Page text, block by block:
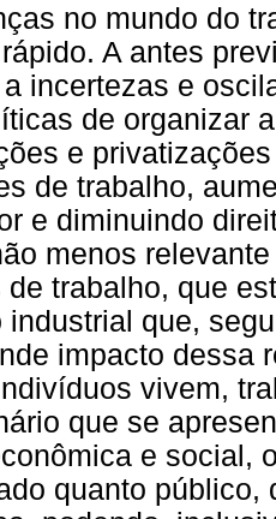
no mundo do
A antes
incertezas e
de organizar
e
de trabalho,
e diminuindo
menos
de trabalho, que
industrial que,
impacto dessa
vivem,
que se
e social,
quanto público,